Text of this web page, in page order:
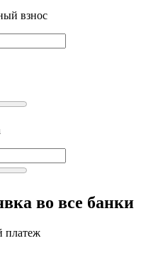
взнос
во все банки
платеж